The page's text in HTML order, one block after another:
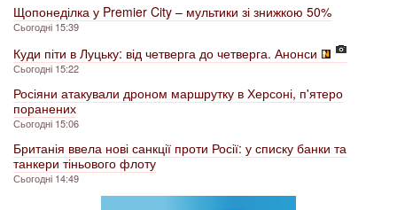
Щопонеділка у Premier City – мультики зі знижкою 50%
Сьогодні 15:39
Куди піти в Луцьку: від четверга до четверга. Анонси
Сьогодні 15:22
Росіяни атакували дроном маршрутку в Херсоні, п'ятеро
поранених
Сьогодні 15:06
Британія ввела нові санкції проти Росії: у списку банки та
танкери тіньового флоту
Сьогодні 14:49